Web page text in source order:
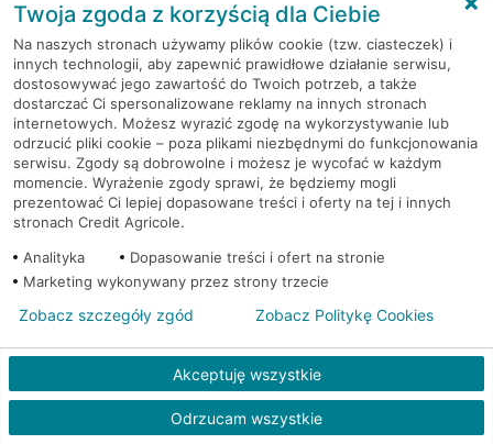
Zabrze, Szkubacza 1
Zabrze, Szkubacza 1
Zabrze, ul. 3 Maja 11a
Zabrze, ul. 3 Maja 11a
Zabrze, Wolności 265/267
Zabrze, Wolności 265/267
Twoja zgoda z korzyścią dla Ciebie
Na naszych stronach używamy plików cookie (tzw. ciasteczek) i
innych technologii, aby zapewnić prawidłowe działanie serwisu,
dostosowywać jego zawartość do Twoich potrzeb, a także
dostarczać Ci spersonalizowane reklamy na innych stronach
internetowych. Możesz wyrazić zgodę na wykorzystywanie lub
odrzucić pliki cookie – poza plikami niezbędnymi do funkcjonowania
serwisu. Zgody są dobrowolne i możesz je wycofać w każdym
momencie. Wyrażenie zgody sprawi, że będziemy mogli
prezentować Ci lepiej dopasowane treści i oferty na tej i innych
stronach Credit Agricole.
Analityka
Dopasowanie treści i ofert na stronie
Marketing wykonywany przez strony trzecie
Akceptuję wszystkie
Odrzucam wszystkie
Zobacz szczegóły zgód Zobacz Politykę Cookies